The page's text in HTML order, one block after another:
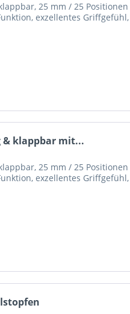
25 mm / 25
exzellentes
& klappbar mit...
25 mm / 25
exzellentes